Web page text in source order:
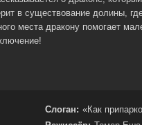
в существование долины,
места дракону помогает
Слоган: «Как